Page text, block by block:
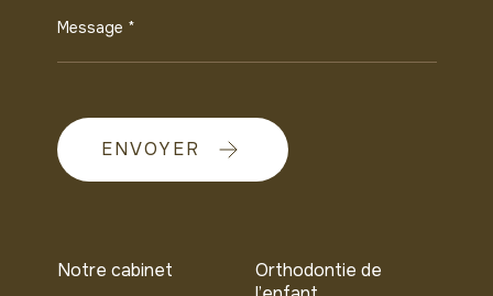
Message *
ENVOYER
Notre cabinet
Orthodontie de